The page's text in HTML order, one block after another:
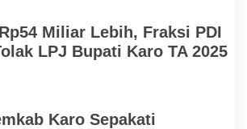
Miliar Lebih, Fraksi PDI
LPJ Bupati Karo TA 2025
Karo Sepakati